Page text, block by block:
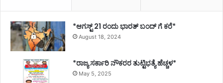
*ಆಗಸ್ಟ್ 21 ರಂದು ಭಾರತ್‌ ಬಂದ್‌ ಗೆ ಕರೆ*
August 18, 2024
*ರಾಜ್ಯ ಸರ್ಕಾರಿ ನೌಕರರ ತುಟ್ಟಿಭತ್ಯೆ ಹೆಚ್ಚಳ*
May 5, 2025